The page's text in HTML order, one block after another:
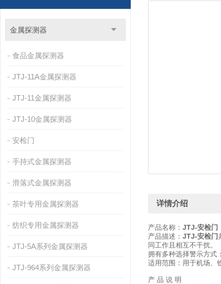
金属探测器
食品金属探测器
JTJ-11A金属探测器
JTJ-11金属探测器
JTJ-10金属探测器
安检门
手持式金属探测器
滑落式金属探测器
茶叶专用金属探测器
纺织专用金属探测器
JTJ-5A系列金属探测器
JTJ-964系列金属探测器
详情介绍
产品名称： JTJ-安检门
产品描述： JTJ-安检门
同工作且相互不干扰。
拥有多种选择警示方式
适用范围：用于机场、
产 品 说 明